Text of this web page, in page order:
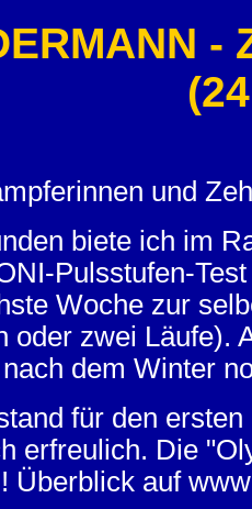
-
und
biete ich im
Pulsstufen-
Woche zur
oder zwei Läufe).
dem Winter
für den
erfreulich. Die
Überblick auf